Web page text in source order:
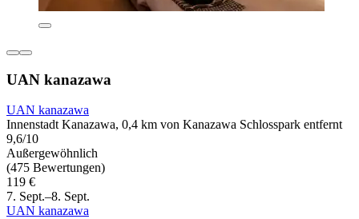
UAN kanazawa
UAN kanazawa
Innenstadt Kanazawa, 0,4 km von Kanazawa Schlosspark entfernt
9,6/10
Außergewöhnlich
(475 Bewertungen)
119 €
7. Sept.–8. Sept.
UAN kanazawa